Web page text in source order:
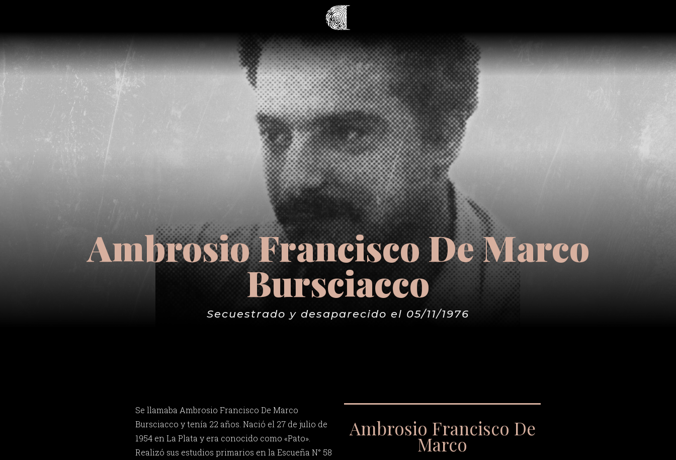
Ambrosio Francisco De Marco
Bursciacco
Secuestrado y desaparecido el 05/11/1976
Se llamaba Ambrosio Francisco De Marco
Bursciacco y tenía 22 años. Nació el 27 de julio de
1954 en La Plata y era conocido como «Pato».
Realizó sus estudios primarios en la Escueña N° 58
Ambrosio Francisco De
Marco